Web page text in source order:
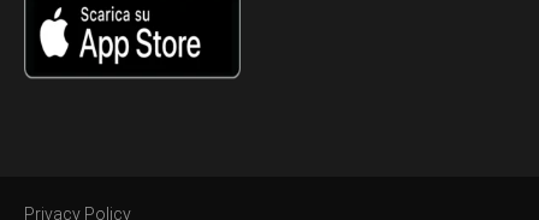
Privacy Policy